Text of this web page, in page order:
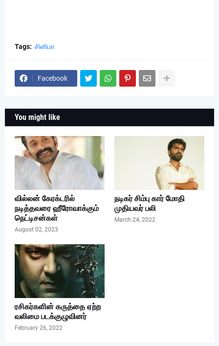
Tags: சினிமா
Facebook
You might like
வில்லன் கேரக்டரில்
நடித்தவரை ஹீரோவாக்கும்
நெட்டிசன்கள்
August 02, 2023
நடிகர் சிம்பு கார் மோதி
முதியவர் பலி
March 24, 2022
ரசிகர்களின் கருத்தை ஏற்ற
வலிமை படக்குழுவினர்
February 26, 2022